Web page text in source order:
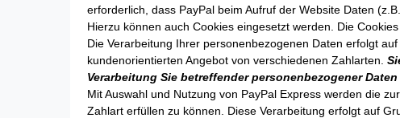
erforderlich, dass PayPal beim Aufruf der Website Daten
Hierzu können auch Cookies eingesetzt werden. Die
Die Verarbeitung Ihrer personenbezogenen Daten erfolgt
kundenorientierten Angebot von verschiedenen Zahlarten.
Verarbeitung Sie betreffender personenbezogener
Mit Auswahl und Nutzung von PayPal Express werden die
Zahlart erfüllen zu können. Diese Verarbeitung erfolgt auf